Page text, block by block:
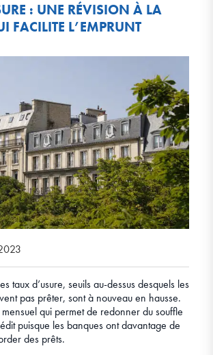
: UNE RÉVISION À LA
FACILITE L’EMPRUNT
taux d’usure, seuils au-dessus desquels les
pas prêter, sont à nouveau en hausse.
qui permet de redonner du souffle
puisque les banques ont davantage de
des prêts.